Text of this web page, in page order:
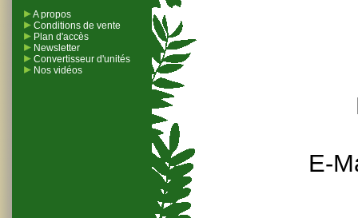
A propos
Conditions de vente
Plan d'accès
Newsletter
Convertisseur d'unités
Nos vidéos
E-